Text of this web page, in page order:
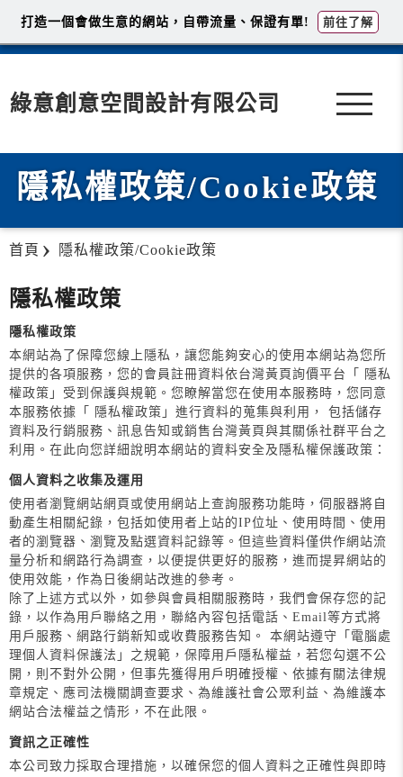
綠意創意空間設計有限公司
隱私權政策/Cookie政策
首頁 隱私權政策/Cookie政策
隱私權政策
隱私權政策
本網站為了保障您線上隱私，讓您能夠安心的使用本網站為您所
提供的各項服務，您的會員註冊資料依台灣黃頁詢價平台「 隱私
權政策」受到保護與規範。您瞭解當您在使用本服務時，您同意
本服務依據「 隱私權政策」進行資料的蒐集與利用， 包括儲存
資料及行銷服務、訊息告知或銷售台灣黃頁與其關係社群平台之
利用。在此向您詳細說明本網站的資料安全及隱私權保護政策：
個人資料之收集及運用
使用者瀏覽網站網頁或使用網站上查詢服務功能時，伺服器將自
動產生相關紀錄，包括如使用者上站的IP位址、使用時間、使用
者的瀏覽器、瀏覽及點選資料記錄等。但這些資料僅供作網站流
量分析和網路行為調查，以便提供更好的服務，進而提昇網站的
使用效能，作為日後網站改進的參考。
除了上述方式以外，如參與會員相關服務時，我們會保存您的記
錄，以作為用戶聯絡之用，聯絡內容包括電話、Email等方式將
用戶服務、網路行銷新知或收費服務告知。 本網站遵守「電腦處
理個人資料保護法」之規範，保障用戶隱私權益，若您勾選不公
開，則不對外公開，但事先獲得用戶明確授權、依據有關法律規
章規定、應司法機關調查要求、為維護社會公眾利益、為維護本
網站合法權益之情形，不在此限。
資訊之正確性
本公司致力採取合理措施，以確保您的個人資料之正確性與即時
打造一個會做生意的網站，自帶流量、保證有單! 前往了解